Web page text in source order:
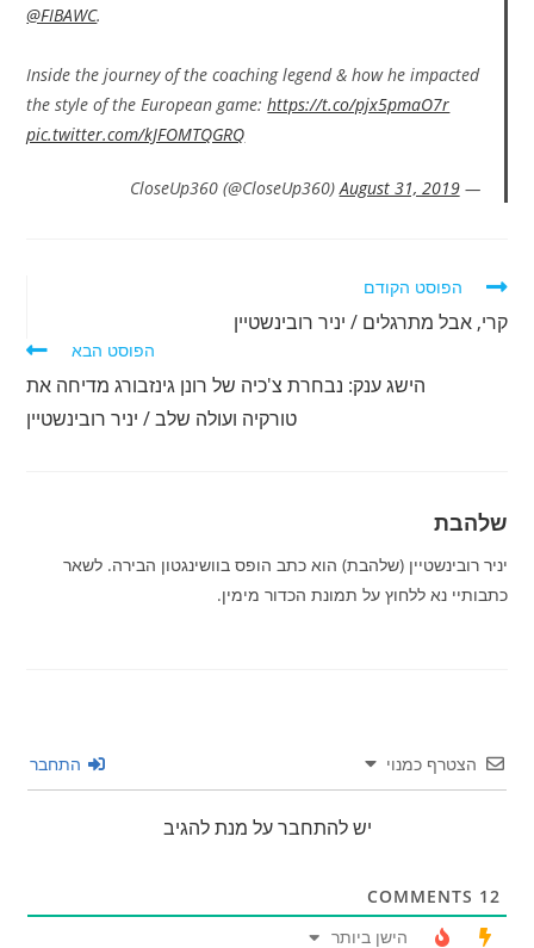
@FIBAWC.
Inside the journey of the coaching legend & how he impacted
the style of the European game:https://t.co/pjx5pmaO7r
pic.twitter.com/kJFOMTQGRQ
— CloseUp360 (@CloseUp360)
August 31, 2019
לקרוא
נוספים
הפוסט הקודם
קרי, אבל מתרגלים / יניר רובינשטיין
הפוסט הבא
הישג ענק: נבחרת צ'כיה של רונן גינזבורג מדיחה את
טורקיה ועולה שלב / יניר רובינשטיין
שלהבת
יניר רובינשטיין (שלהבת) הוא כתב הופס בוושינגטון הבירה. לשאר
כתבותיי נא ללחוץ על תמונת הכדור מימין.
הצטרף כמנוי התחבר
יש להתחבר על מנת להגיב
12
הישן ביותר